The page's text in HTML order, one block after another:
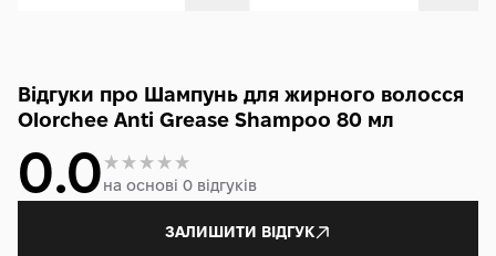
Відгуки про Шампунь для жирного волосся
Olorchee Anti Grease Shampoo 80 мл
0.0на основі 0 відгуків
ЗАЛИШИТИ ВІДГУК